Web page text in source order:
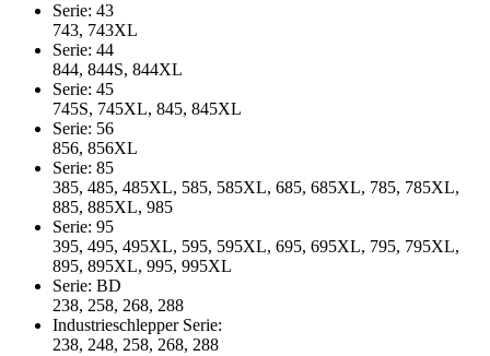
Serie: 43
743, 743XL
Serie: 44
844, 844S, 844XL
Serie: 45
745S, 745XL, 845, 845XL
Serie: 56
856, 856XL
Serie: 85
385, 485, 485XL, 585, 585XL, 685, 685XL, 785, 785XL,
885, 885XL, 985
Serie: 95
395, 495, 495XL, 595, 595XL, 695, 695XL, 795, 795XL,
895, 895XL, 995, 995XL
Serie: BD
238, 258, 268, 288
Industrieschlepper Serie:
238, 248, 258, 268, 288